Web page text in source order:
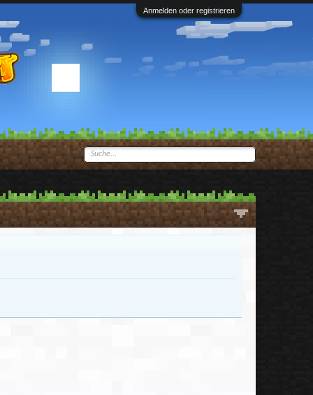
Anmelden oder registrieren